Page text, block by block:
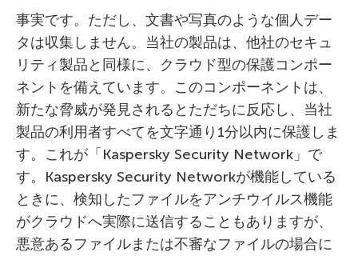
事実です。ただし、文書や写真のような個人デー
タは収集しません。当社の製品は、他社のセキュ
リティ製品と同様に、クラウド型の保護コンポー
ネントを備えています。このコンポーネントは、
新たな脅威が発見されるとただちに反応し、当社
製品の利用者すべてを文字通り1分以内に保護しま
す。これが「Kaspersky Security Network」で
す。Kaspersky Security Networkが機能している
ときに、検知したファイルをアンチウイルス機能
がクラウドへ実際に送信することもありますが、
悪意あるファイルまたは不審なファイルの場合に